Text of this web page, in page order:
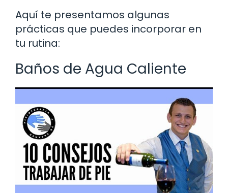
Aquí te presentamos algunas
prácticas que puedes incorporar en
tu rutina:
Baños de Agua Caliente